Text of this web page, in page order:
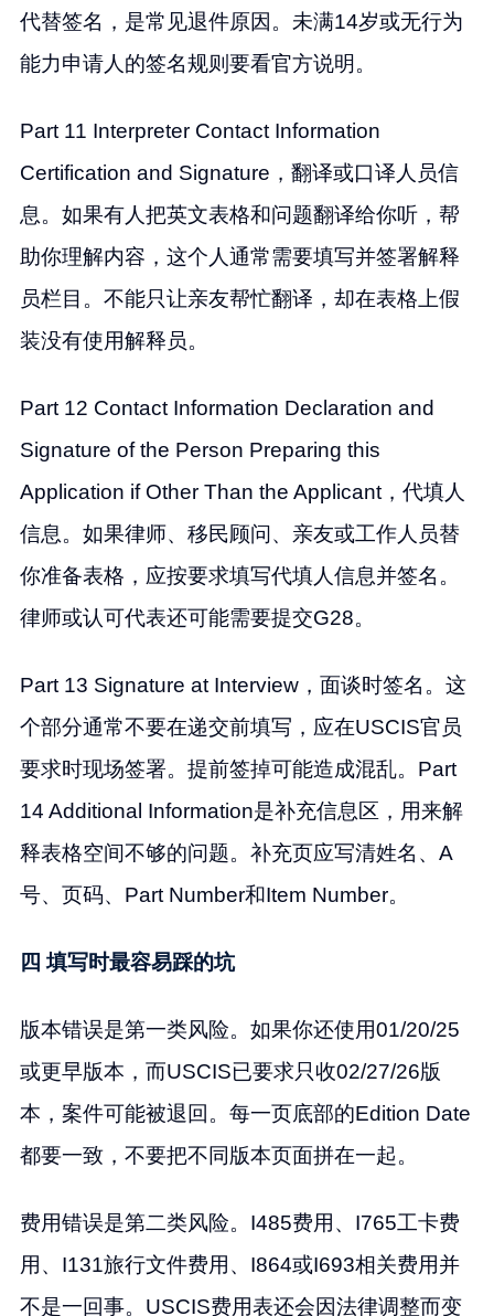
代替签名，是常见退件原因。未满14岁或无行为
能力申请人的签名规则要看官方说明。
Part 11 Interpreter Contact Information
Certification and Signature，翻译或口译人员信
息。如果有人把英文表格和问题翻译给你听，帮
助你理解内容，这个人通常需要填写并签署解释
员栏目。不能只让亲友帮忙翻译，却在表格上假
装没有使用解释员。
Part 12 Contact Information Declaration and
Signature of the Person Preparing this
Application if Other Than the Applicant，代填人
信息。如果律师、移民顾问、亲友或工作人员替
你准备表格，应按要求填写代填人信息并签名。
律师或认可代表还可能需要提交G28。
Part 13 Signature at Interview，面谈时签名。这
个部分通常不要在递交前填写，应在USCIS官员
要求时现场签署。提前签掉可能造成混乱。Part
14 Additional Information是补充信息区，用来解
释表格空间不够的问题。补充页应写清姓名、A
号、页码、Part Number和Item Number。
四 填写时最容易踩的坑
版本错误是第一类风险。如果你还使用01/20/25
或更早版本，而USCIS已要求只收02/27/26版
本，案件可能被退回。每一页底部的Edition Date
都要一致，不要把不同版本页面拼在一起。
费用错误是第二类风险。I485费用、I765工卡费
用、I131旅行文件费用、I864或I693相关费用并
不是一回事。USCIS费用表还会因法律调整而变